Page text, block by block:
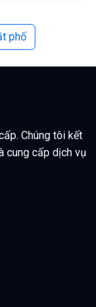
phố
Chúng tôi kết
cung cấp dịch vụ